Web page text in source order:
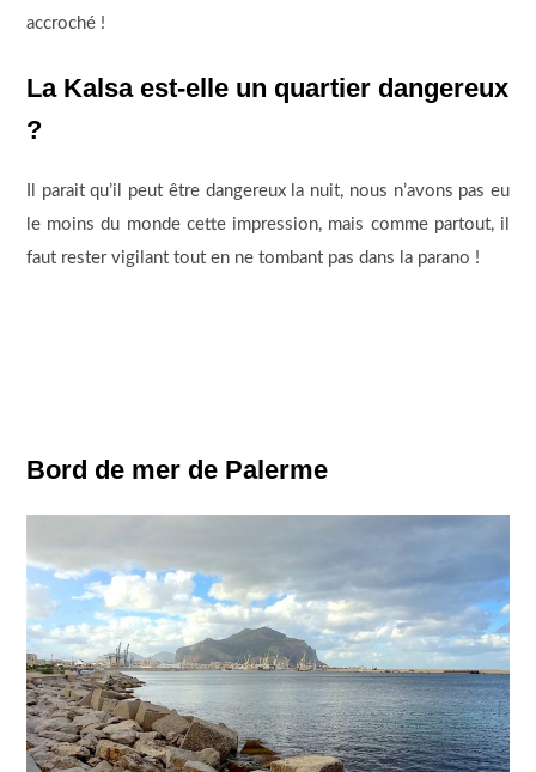
accroché !
La Kalsa est-elle un quartier dangereux
?
Il parait qu’il peut être dangereux la nuit, nous n’avons pas eu
le moins du monde cette impression, mais comme partout, il
faut rester vigilant tout en ne tombant pas dans la parano !
Bord de mer de Palerme